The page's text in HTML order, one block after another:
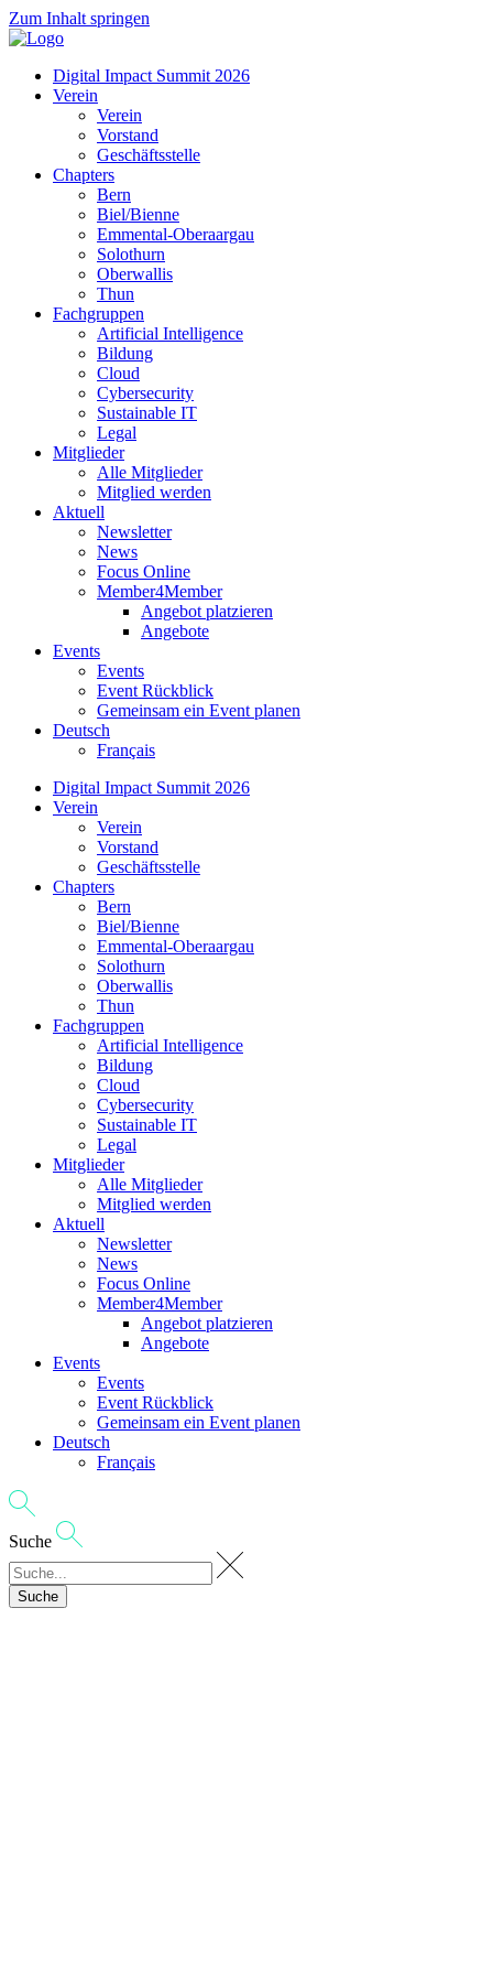
Zum Inhalt springen
Digital Impact Summit 2026
Verein
Verein
Vorstand
Geschäftsstelle
Chapters
Bern
Biel/Bienne
Emmental-Oberaargau
Solothurn
Oberwallis
Thun
Fachgruppen
Artificial Intelligence
Bildung
Cloud
Cybersecurity
Sustainable IT
Legal
Mitglieder
Alle Mitglieder
Mitglied werden
Aktuell
Newsletter
News
Focus Online
Member4Member
Angebot platzieren
Angebote
Events
Events
Event Rückblick
Gemeinsam ein Event planen
Deutsch
Français
Digital Impact Summit 2026
Verein
Verein
Vorstand
Geschäftsstelle
Chapters
Bern
Biel/Bienne
Emmental-Oberaargau
Solothurn
Oberwallis
Thun
Fachgruppen
Artificial Intelligence
Bildung
Cloud
Cybersecurity
Sustainable IT
Legal
Mitglieder
Alle Mitglieder
Mitglied werden
Aktuell
Newsletter
News
Focus Online
Member4Member
Angebot platzieren
Angebote
Events
Events
Event Rückblick
Gemeinsam ein Event planen
Deutsch
Français
Suche
Suche